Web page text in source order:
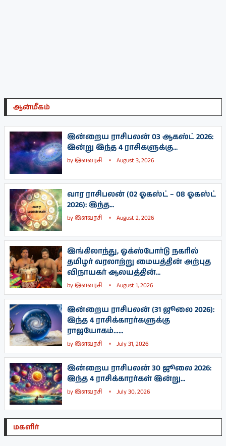
ஆன்மீகம்
இன்றைய ராசிபலன் 03 ஆகஸ்ட் 2026:
இன்று இந்த 4 ராசிகளுக்கு...
byஇளவரசி August 3, 2026
வார ராசிபலன் (02 ஓகஸ்ட் – 08 ஓகஸ்ட்
2026): இந்த...
byஇளவரசி August 2, 2026
இங்கிலாந்து, ஓக்ஸ்போர்டு நகரில்
தமிழர் வரலாற்று மையத்தின் அற்புத
விநாயகர் ஆலயத்தின்...
byஇளவரசி August 1, 2026
இன்றைய ராசிபலன் (31 ஜூலை 2026):
இந்த 4 ராசிக்காரர்களுக்கு
ராஜயோகம்…...
byஇளவரசி July 31, 2026
இன்றைய ராசிபலன் 30 ஜூலை 2026:
இந்த 4 ராசிக்காரர்கள் இன்று...
byஇளவரசி July 30, 2026
மகளிர்